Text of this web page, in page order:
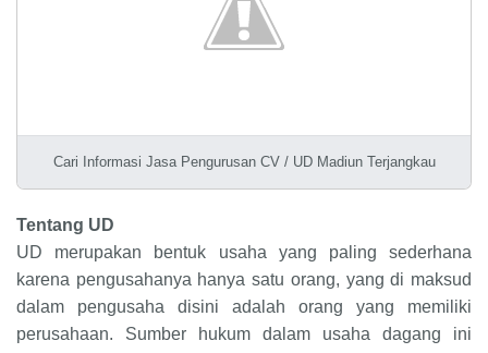
Cari Informasi Jasa Pengurusan CV / UD Madiun Terjangkau
Tentang UD
UD merupakan bentuk usaha yang paling sederhana
karena pengusahanya hanya satu orang, yang di maksud
dalam pengusaha disini adalah orang yang memiliki
perusahaan. Sumber hukum dalam usaha dagang ini